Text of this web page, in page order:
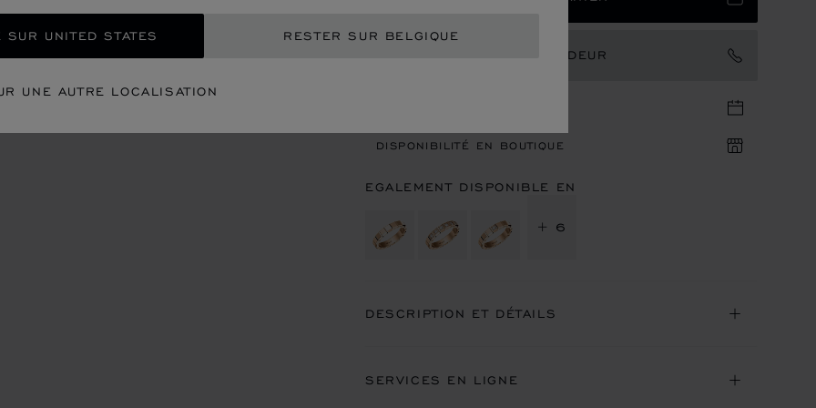
UNITED STATES RESTER SUR BELGIQUE
UNE AUTRE LOCALISATION
CONTACTER UN AMBASSADEUR
DISPONIBILITÉ EN BOUTIQUE
EGALEMENT DISPONIBLE EN
+ 6
DESCRIPTION ET DÉTAILS
SERVICES EN LIGNE